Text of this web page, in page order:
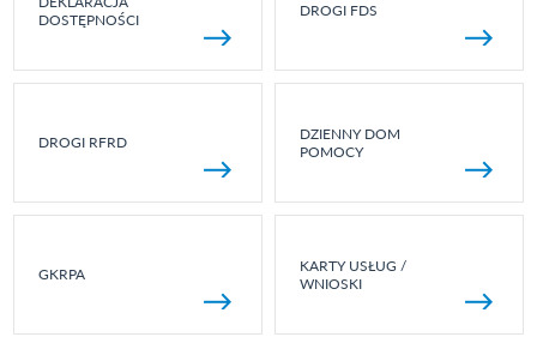
DOSTĘPNOŚCI
DROGI FDS
DROGI RFRD
DZIENNY DOM
POMOCY
GKRPA
KARTY USŁUG /
WNIOSKI